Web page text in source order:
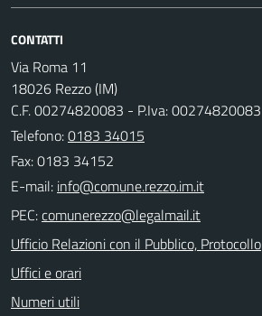
CONTATTI
Via Roma 11
18026 Rezzo (IM)
C.F. 00274820083 - P.Iva: 00274820083
Telefono:0183 34015
Fax: 0183 34152
E-mail:
PEC:
Ufficio Relazioni con il Pubblico, Protocollo
Uffici e orari
Numeri utili